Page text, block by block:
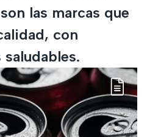
las marcas que
con